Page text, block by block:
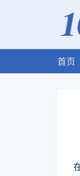
首页